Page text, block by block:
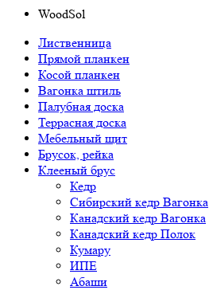
WoodSol
Лиственница
Прямой планкен
Косой планкен
Вагонка штиль
Палубная доска
Террасная доска
Мебельный щит
Брусок, рейка
Клееный брус
Кедр
Сибирский кедр Вагонка
Канадский кедр Вагонка
Канадский кедр Полок
Кумару
ИПЕ
Абаши